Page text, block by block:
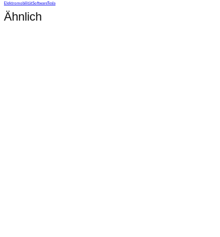
ElektromobilitätSoftwareTesla
Ähnlich